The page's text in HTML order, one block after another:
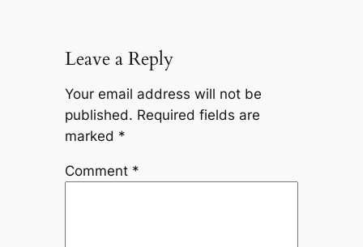
Leave a Reply
Your email address will not be
published. Required fields are
marked *
Comment *